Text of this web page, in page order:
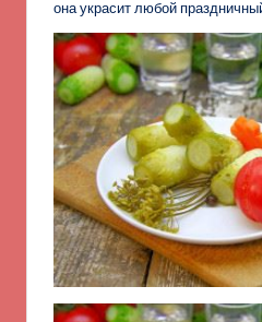
она украсит любой